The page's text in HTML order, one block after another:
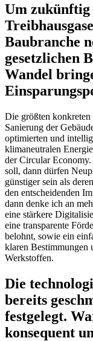
Um zukünftig
Baubranche
gesetzlichen
Wandel
Die größten konkreten
Sanierung der
optimierten und
klimaneutralen
der Circular Economy.
soll, dann dürfen
günstiger sein als
den entscheidenden
dann denke ich an
eine stärkere
eine transparente
belohnt, sowie ein
klaren Bestimmungen
Werkstoffen.
Die
bereits
festgelegt.
konsequent